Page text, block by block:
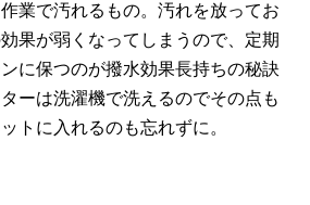
業で汚れるもの。汚れを放ってお
果が弱くなってしまうので、定期
に保つのが撥水効果長持ちの秘訣
ーは洗濯機で洗えるのでその点も
トに入れるのも忘れずに。